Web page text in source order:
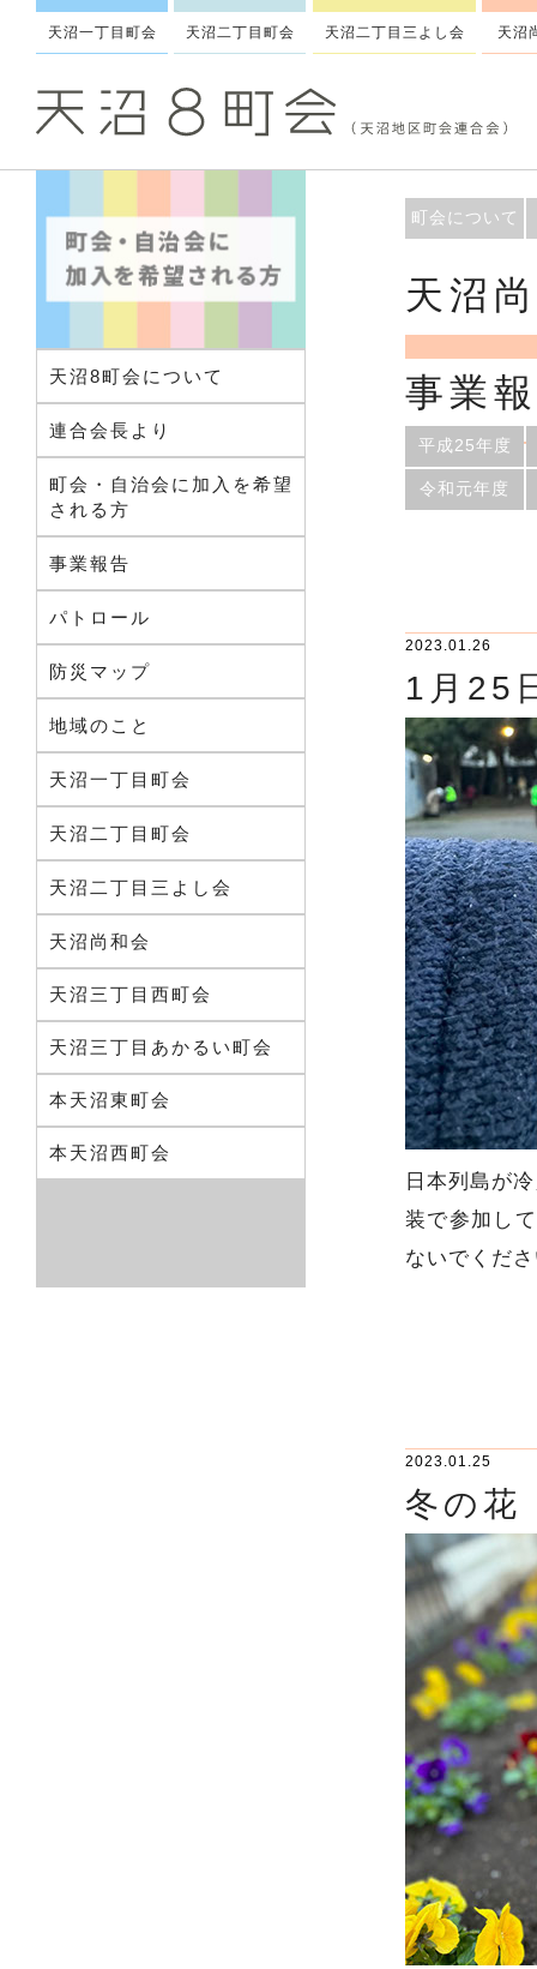
天沼一丁目町会 天沼二丁目町会 天沼二丁目三よし会 天沼
天沼8町会について
連合会長より
町会・自治会に加入を希望
される方
事業報告
パトロール
防災マップ
地域のこと
天沼一丁目町会
天沼二丁目町会
天沼二丁目三よし会
天沼尚和会
天沼三丁目西町会
天沼三丁目あかるい町会
本天沼東町会
本天沼西町会
町会について
天沼
事業
平成25年度
令和元年度
2023.01.26
1月25
日本列島が
装で参加し
ないでくだ
2023.01.25
冬の花